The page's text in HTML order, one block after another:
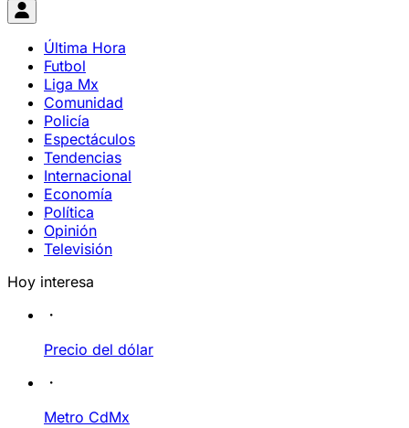
Última Hora
Futbol
Liga Mx
Comunidad
Policía
Espectáculos
Tendencias
Internacional
Economía
Política
Opinión
Televisión
Hoy interesa
Precio del dólar
Metro CdMx